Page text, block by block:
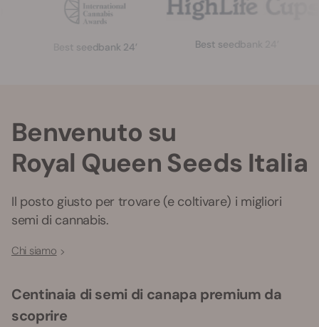
Best seedbank 24’ Best seedbank 24’
Benvenuto su
Royal Queen Seeds Italia
Il posto giusto per trovare (e coltivare) i migliori
semi di cannabis.
Chi siamo
Centinaia di semi di canapa premium da
scoprire